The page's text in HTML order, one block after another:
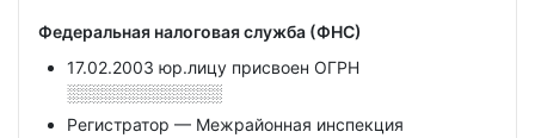
Федеральная налоговая служба (ФНС)
17.02.2003 юр.лицу присвоен ОГРН
░░░░░░░░░░░░░
Регистратор — Межрайонная инспекция